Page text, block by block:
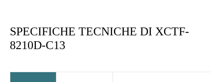
SPECIFICHE TECNICHE DI XCTF-
8210D-C13